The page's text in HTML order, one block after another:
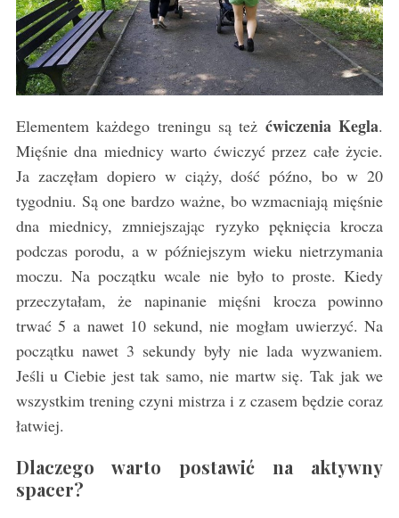
Elementem każdego treningu są też ćwiczenia Kegla.
Mięśnie dna miednicy warto ćwiczyć przez całe życie.
Ja zaczęłam dopiero w ciąży, dość późno, bo w 20
tygodniu. Są one bardzo ważne, bo wzmacniają mięśnie
dna miednicy, zmniejszając ryzyko pęknięcia krocza
podczas porodu, a w późniejszym wieku nietrzymania
moczu. Na początku wcale nie było to proste. Kiedy
przeczytałam, że napinanie mięśni krocza powinno
trwać 5 a nawet 10 sekund, nie mogłam uwierzyć. Na
początku nawet 3 sekundy były nie lada wyzwaniem.
Jeśli u Ciebie jest tak samo, nie martw się. Tak jak we
wszystkim trening czyni mistrza i z czasem będzie coraz
łatwiej.
Dlaczego warto postawić na aktywny
spacer?